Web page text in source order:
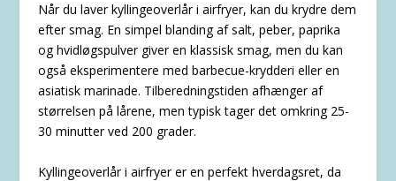
Når du laver kyllingeoverlår i airfryer, kan du krydre dem
efter smag. En simpel blanding af salt, peber, paprika
og hvidløgspulver giver en klassisk smag, men du kan
også eksperimentere med barbecue-krydderi eller en
asiatisk marinade. Tilberedningstiden afhænger af
størrelsen på lårene, men typisk tager det omkring 25-
30 minutter ved 200 grader.
Kyllingeoverlår i airfryer er en perfekt hverdagsret, da